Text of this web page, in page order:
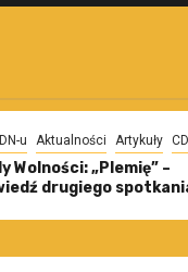
u Aktualności Artykuły
Wolności: „Plemię” –
drugiego